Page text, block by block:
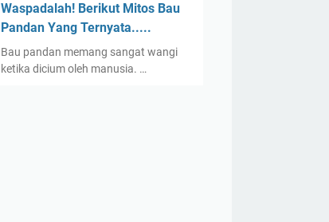
Waspadalah! Berikut Mitos Bau
Pandan Yang Ternyata.....
Bau pandan memang sangat wangi
ketika dicium oleh manusia. …